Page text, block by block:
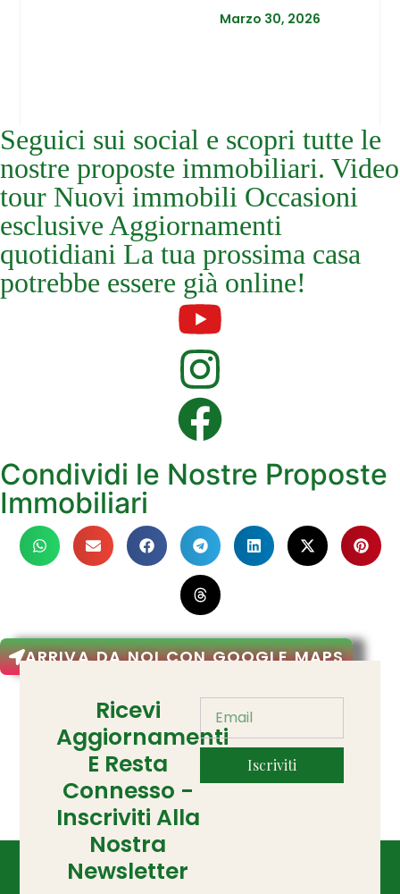
Marzo 30, 2026
Seguici sui social e scopri tutte le
nostre proposte immobiliari. Video
tour Nuovi immobili Occasioni
esclusive Aggiornamenti
quotidiani La tua prossima casa
potrebbe essere già online!
Condividi le Nostre Proposte
Immobiliari
ARRIVA DA NOI CON GOOGLE MAPS
Ricevi
Aggiornamenti
E Resta
Connesso -
Inscriviti Alla
Nostra
Newsletter
Iscriviti